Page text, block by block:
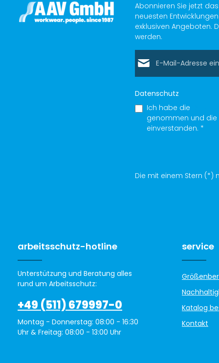
Abonnieren Sie jetzt
neuesten
exklusiven Angeboten.
werden.
Datenschutz
Ich habe die
genommen und die
einverstanden. *
Die mit einem Stern (*)
arbeitsschutz-hotline
Unterstützung und Beratung alles
rund um Arbeitsschutz:
+49 (511) 679997-0
Montag - Donnerstag: 08:00 - 16:30
Uhr & Freitag: 08:00 - 13:00 Uhr
service
Katalog
Kontakt